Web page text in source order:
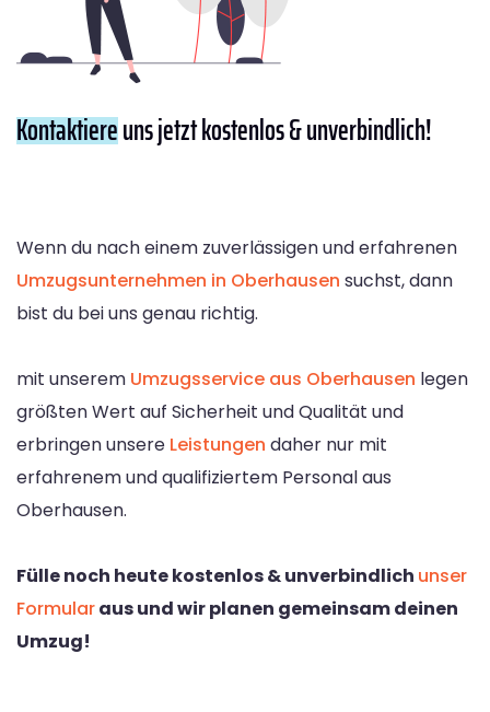
Kontaktiereuns jetzt kostenlos & unverbindlich!
Wenn du nach einem zuverlässigen und erfahrenen
Umzugsunternehmen in Oberhausen suchst, dann
bist du bei uns genau richtig.
mit unserem Umzugsservice aus Oberhausen legen
größten Wert auf Sicherheit und Qualität und
erbringen unsere Leistungen daher nur mit
erfahrenem und qualifiziertem Personal aus
Oberhausen.
Fülle noch heute kostenlos & unverbindlich unser
Formularaus und wir planen gemeinsam deinen
Umzug!